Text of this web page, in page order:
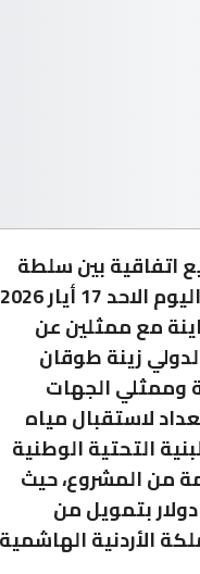
اتفاقية بين سلطة
المياه وسفارة الولايات المتحدة الأمريكية في عمّان اليوم الاحد 17 أيار 2026
مع ممثلين عن
زينة طوقان
وممثلي الجهات
لاستقبال مياه
التحتية الوطنية
من المشروع، حيث
مليون دولار، منها 69 مليون دولار بتمويل من